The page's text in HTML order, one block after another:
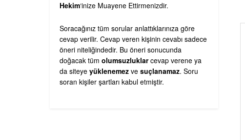
Hekim‘inize Muayene Ettirmenizdir.
Soracağınız tüm sorular anlattıklarınıza göre
cevap verilir. Cevap veren kişinin cevabı sadece
öneri niteliğindedir. Bu öneri sonucunda
doğacak tüm olumsuzluklarcevap verene ya
da siteye yüklenemez ve suçlanamaz. Soru
soran kişiler şartları kabul etmiştir.